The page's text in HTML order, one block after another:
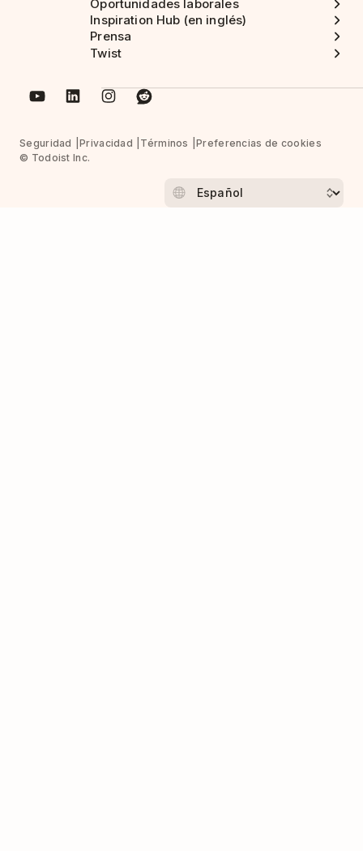
Oportunidades laborales
Inspiration Hub (en inglés)
Prensa
Twist
Seguridad Privacidad Términos
Preferencias de cookies
© Todoist Inc.